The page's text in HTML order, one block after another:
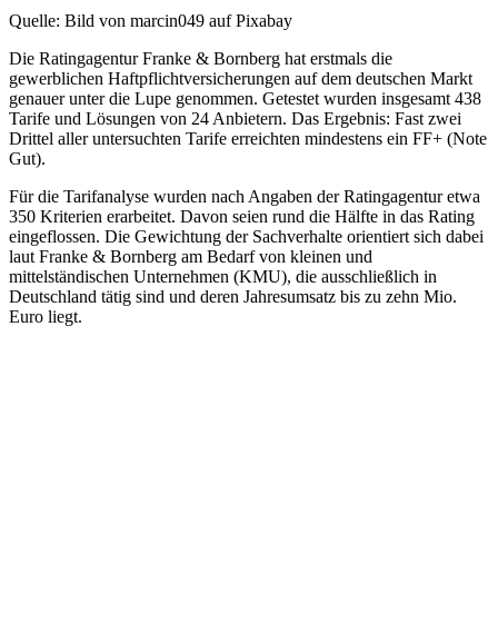
Quelle: Bild von marcin049 auf Pixabay
Die Ratingagentur Franke & Bornberg hat erstmals die
gewerblichen Haftpflichtversicherungen auf dem deutschen Markt
genauer unter die Lupe genommen. Getestet wurden insgesamt 438
Tarife und Lösungen von 24 Anbietern. Das Ergebnis: Fast zwei
Drittel aller untersuchten Tarife erreichten mindestens ein FF+ (Note
Gut).
Für die Tarifanalyse wurden nach Angaben der Ratingagentur etwa
350 Kriterien erarbeitet. Davon seien rund die Hälfte in das Rating
eingeflossen. Die Gewichtung der Sachverhalte orientiert sich dabei
laut Franke & Bornberg am Bedarf von kleinen und
mittelständischen Unternehmen (KMU), die ausschließlich in
Deutschland tätig sind und deren Jahresumsatz bis zu zehn Mio.
Euro liegt.